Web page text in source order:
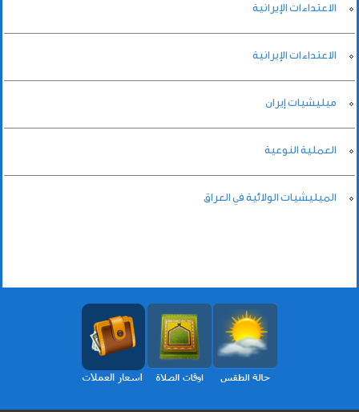
الاعتداءات الإيرانية
الاعتداءات الإيرانية
ميليشيات إيران
العملية النوعية
الميليشيات الولائية في العراق